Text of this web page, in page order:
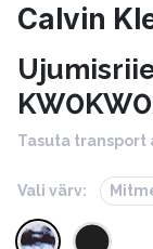
Calvin
Tasuta transport
Vali värv: